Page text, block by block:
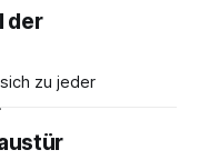
bis Herbst vor
Hofgarten zu
der
zu jeder